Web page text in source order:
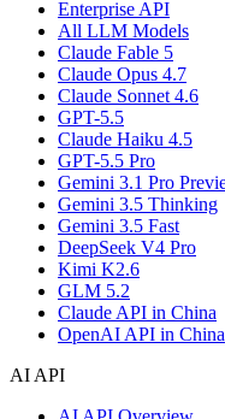
Enterprise API
All LLM Models
Claude Fable 5
Claude Opus 4.7
Claude Sonnet 4.6
GPT-5.5
Claude Haiku 4.5
GPT-5.5 Pro
Gemini 3.1 Pro
Gemini 3.5 Thinking
Gemini 3.5 Fast
DeepSeek V4 Pro
Kimi K2.6
GLM 5.2
Claude API in China
OpenAI API in China
AI API